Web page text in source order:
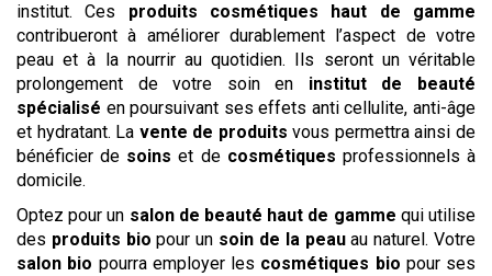
institut. Ces produits cosmétiques haut de gamme
contribueront à améliorer durablement l’aspect de votre
peau et à la nourrir au quotidien. Ils seront un véritable
prolongement de votre soin en institut de beauté
spécialisé en poursuivant ses effets anti cellulite, anti-âge
et hydratant. La vente de produits vous permettra ainsi de
bénéficier de soins et de cosmétiques professionnels à
domicile.
Optez pour un salon de beauté haut de gamme qui utilise
des produits bio pour un soin de la peauau naturel. Votre
salon bio pourra employer les cosmétiques bio pour ses